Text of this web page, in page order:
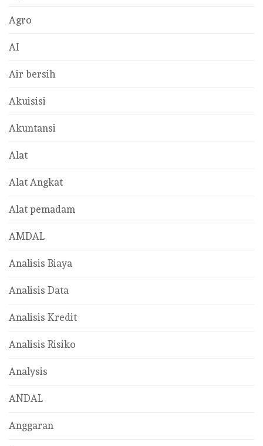
Agro
AI
Air bersih
Akuisisi
Akuntansi
Alat
Alat Angkat
Alat pemadam
AMDAL
Analisis Biaya
Analisis Data
Analisis Kredit
Analisis Risiko
Analysis
ANDAL
Anggaran